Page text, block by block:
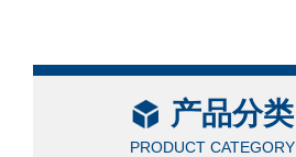
产品分类
PRODUCT CATEGORY